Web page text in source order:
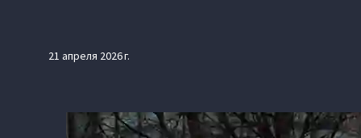
21 апреля 2026 г.